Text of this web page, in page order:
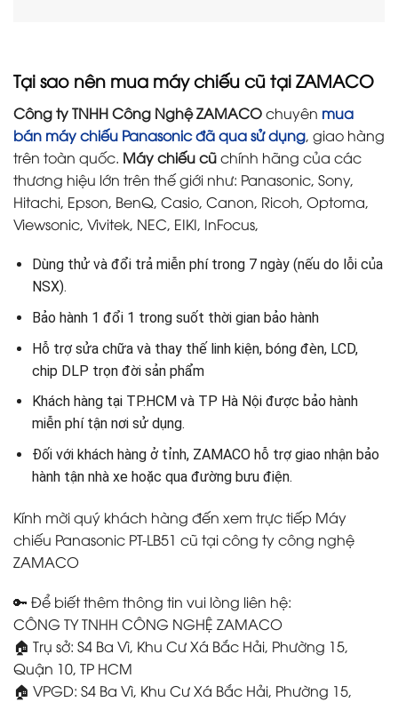
Tại sao nên mua máy chiếu cũ tại ZAMACO
Công ty TNHH Công Nghệ ZAMACOchuyên mua
bán máy chiếu Panasonic đã qua sử dụng, giao hàng
trên toàn quốc. Máy chiếu cũchính hãng của các
thương hiệu lớn trên thế giới như: Panasonic, Sony,
Hitachi, Epson, BenQ, Casio, Canon, Ricoh, Optoma,
Viewsonic, Vivitek, NEC, EIKI, InFocus,
Dùng thử và đổi trả miễn phí trong 7 ngày (nếu do lỗi của
NSX).
Bảo hành 1 đổi 1 trong suốt thời gian bảo hành
Hỗ trợ sửa chữa và thay thế linh kiện, bóng đèn, LCD,
chip DLP trọn đời sản phẩm
Khách hàng tại TP.HCM và TP Hà Nội được bảo hành
miễn phí tận nơi sử dụng.
Đối với khách hàng ở tỉnh, ZAMACO hỗ trợ giao nhận bảo
hành tận nhà xe hoặc qua đường bưu điện.
Kính mời quý khách hàng đến xem trực tiếp Máy
chiếu Panasonic PT-LB51 cũ tại công ty công nghệ
ZAMACO
🔑 Để biết thêm thông tin vui lòng liên hệ:
CÔNG TY TNHH CÔNG NGHỆ ZAMACO
🏠 Trụ sở: S4 Ba Vì, Khu Cư Xá Bắc Hải, Phường 15,
Quận 10, TP HCM
🏠 VPGD: S4 Ba Vì, Khu Cư Xá Bắc Hải, Phường 15,